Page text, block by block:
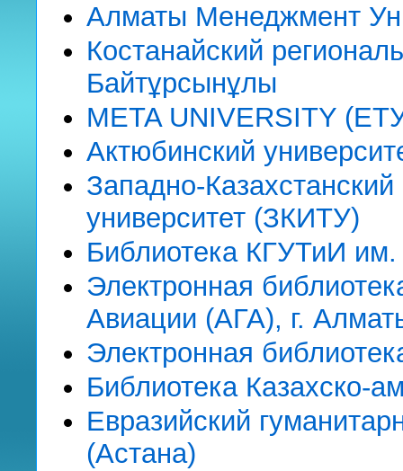
Алматы Менеджмент
Костанайский
Байтұрсынұлы
META UNIVERSITY
Актюбинский
Западно-
университет (ЗКИТУ)
Библиотека КГУТиИ
Электронная
Авиации (АГА), г.
Электронная
Библиотека Казахско-
Евразийский
(Астана)